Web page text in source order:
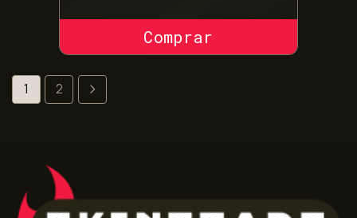
COMPRAR SKIN
1 2